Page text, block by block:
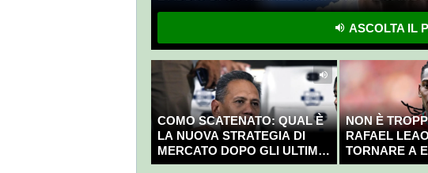
ASCOLTA IL
COMO SCATENATO: QUAL È
LA NUOVA STRATEGIA DI
MERCATO DOPO GLI ULTIMI
COLPI?
NON È
RAFAEL
TORNARE A
CAMPIONE